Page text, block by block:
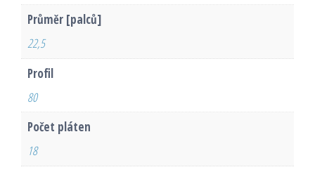
Průměr [palců]
22,5
Profil
80
Počet pláten
18